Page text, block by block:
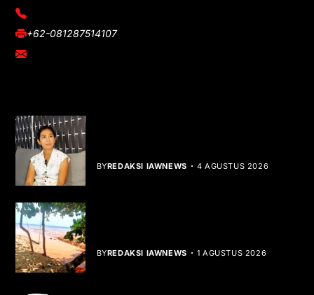
(021) 3908026
+62-081287514107
adm@iawnews.com
BYREDAKSI IAWNEWS 4 AGUSTUS 2026
BYREDAKSI IAWNEWS 1 AGUSTUS 2026